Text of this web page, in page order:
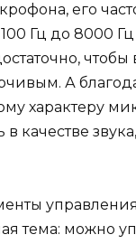
его
Гц до 8000
чтобы
А
характеру
в качестве
тема: можно